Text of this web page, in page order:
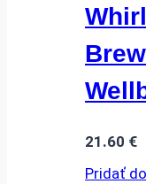
21.60 €
Pridať